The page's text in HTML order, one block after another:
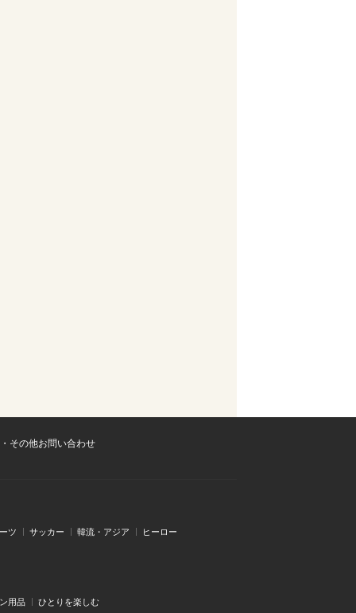
その他お問い合わせ
ツ サッカー 韓流・アジア ヒーロー
用品 ひとりを楽しむ